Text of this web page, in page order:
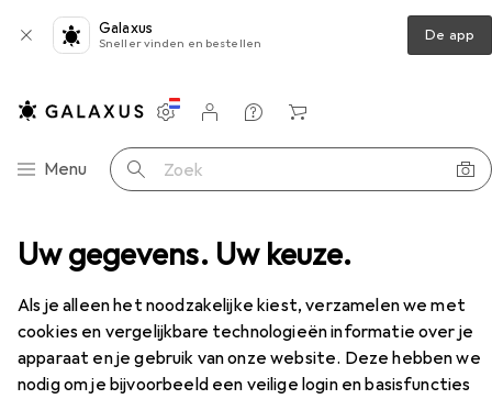
Uw gegevens. Uw keuze.
Als je alleen het noodzakelijke kiest, verzamelen we met
cookies en vergelijkbare technologieën informatie over je
apparaat en je gebruik van onze website. Deze hebben we
nodig om je bijvoorbeeld een veilige login en basisfuncties
Galaxus
Sneller vinden en bestellen De app
Categorie navigatie
Menu Zoek op
Instellingen
Klantenaccount
Produktvergelijking
Verlanglijstje
Winkelmandje
Docking station + USB-hub Belkin USB-C 4 in 1
BelkinUSB-C 4 in 1
USB-C, 4 ports